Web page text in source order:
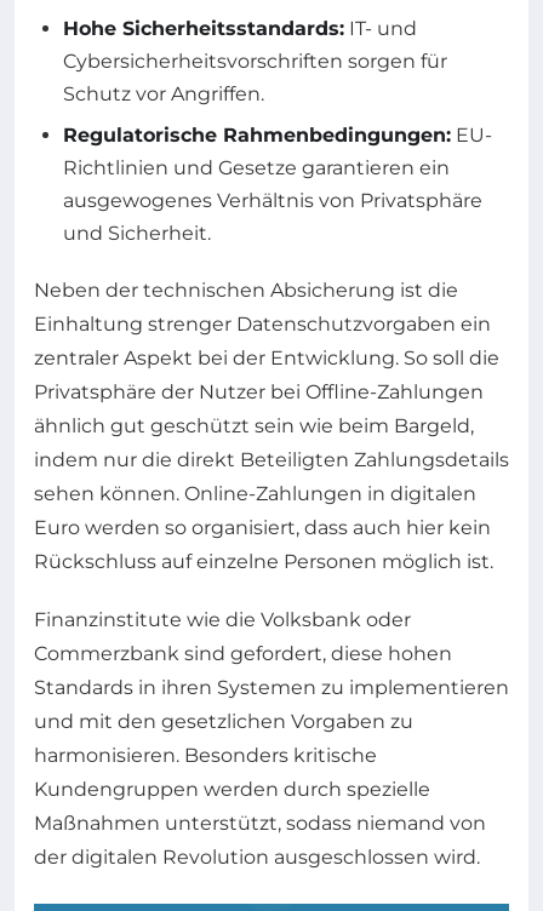
Hohe Sicherheitsstandards: IT- und
Cybersicherheitsvorschriften sorgen für
Schutz vor Angriffen.
Regulatorische Rahmenbedingungen: EU-
Richtlinien und Gesetze garantieren ein
ausgewogenes Verhältnis von Privatsphäre
und Sicherheit.
Neben der technischen Absicherung ist die
Einhaltung strenger Datenschutzvorgaben ein
zentraler Aspekt bei der Entwicklung. So soll die
Privatsphäre der Nutzer bei Offline-Zahlungen
ähnlich gut geschützt sein wie beim Bargeld,
indem nur die direkt Beteiligten Zahlungsdetails
sehen können. Online-Zahlungen in digitalen
Euro werden so organisiert, dass auch hier kein
Rückschluss auf einzelne Personen möglich ist.
Finanzinstitute wie die Volksbank oder
Commerzbank sind gefordert, diese hohen
Standards in ihren Systemen zu implementieren
und mit den gesetzlichen Vorgaben zu
harmonisieren. Besonders kritische
Kundengruppen werden durch spezielle
Maßnahmen unterstützt, sodass niemand von
der digitalen Revolution ausgeschlossen wird.